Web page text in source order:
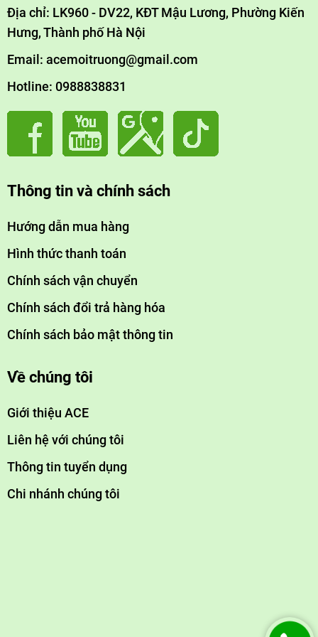
Địa chỉ: LK960 - DV22, KĐT Mậu Lương, Phường Kiến
Hưng, Thành phố Hà Nội
Email: acemoitruong@gmail.com
Hotline: 0988838831
Thông tin và chính sách
Hướng dẫn mua hàng
Hình thức thanh toán
Chính sách vận chuyển
Chính sách đổi trả hàng hóa
Chính sách bảo mật thông tin
Về chúng tôi
Giới thiệu ACE
Liên hệ với chúng tôi
Thông tin tuyển dụng
Chi nhánh chúng tôi